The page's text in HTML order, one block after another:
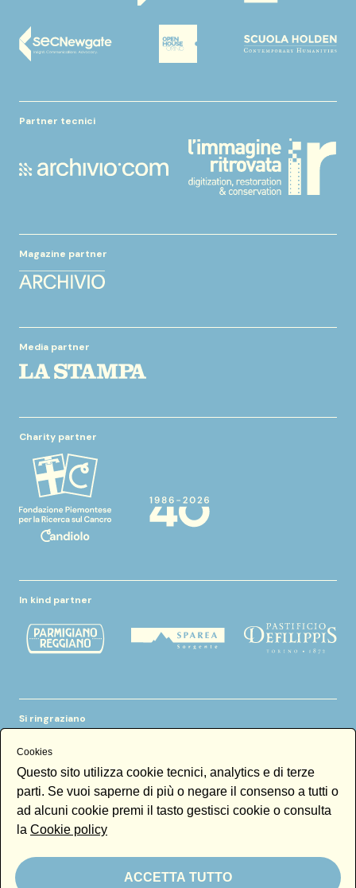
Partner tecnici
Magazine partner
Media partner
Charity partner
In kind partner
Si ringraziano
Newsletter
Email
Cookies
Questo sito utilizza cookie tecnici, analytics e di terze
parti. Se vuoi saperne di più o negare il consenso a tutti o
ad alcuni cookie premi il tasto gestisci cookie o consulta
la Cookie policy
ACCETTA TUTTO